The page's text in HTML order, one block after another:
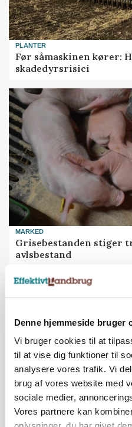
Denne hjemmeside bruger
Vi bruger cookies til at
til at vise dig funktioner til
analysere vores trafik. Vi
brug af vores website med
sociale medier,
Vores partnere kan
PLANTER
Før såmaskinen kører:
skadedyrsrisici
MARKED
Grisebestanden stiger
avlsbestand
MARKED
Uændret notering:
presset marked for